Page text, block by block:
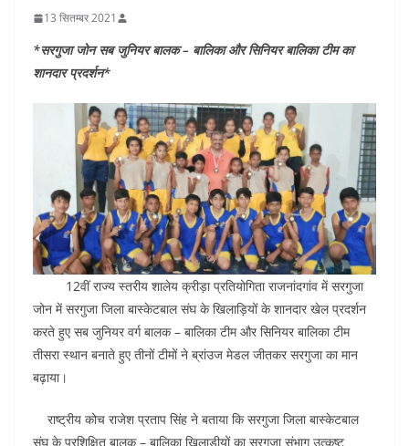
13 सितम्बर 2021
*सरगुजा जोन सब जुनियर बालक – बालिका और सिनियर बालिका टीम का
शानदार प्रदर्शन*
12वीं राज्य स्तरीय शालेय क्रीड़ा प्रतियोगिता राजनांदगांव में सरगुजा
जोन में सरगुजा जिला बास्केटबाल संघ के खिलाड़ियों के शानदार खेल प्रदर्शन
करते हुए सब जुनियर वर्ग बालक – बालिका टीम और सिनियर बालिका टीम
तीसरा स्थान बनाते हुए तीनों टीमों ने ब्रांउज मेडल जीतकर सरगुजा का मान
बढ़ाया।
राष्ट्रीय कोच राजेश प्रताप सिंह ने बताया कि सरगुजा जिला बास्केटबाल
संघ के प्रशिक्षित बालक – बालिका खिलाड़ीयों का सरगुजा संभाग उत्कृष्ट